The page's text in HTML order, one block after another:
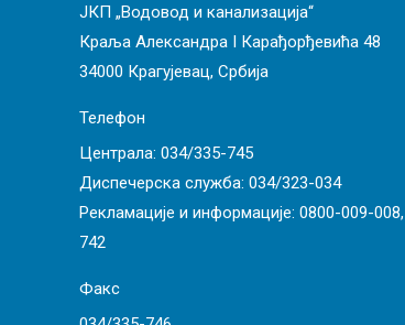
ЈКП „Водовод и канализација“
Краља Александра I Карађорђевића 48
34000 Крагујевац, Србија
Телефон
Централа: 034/335-745
Диспечерска служба: 034/323-034
Рекламације и информације: 0800-009-008,
742
Факс